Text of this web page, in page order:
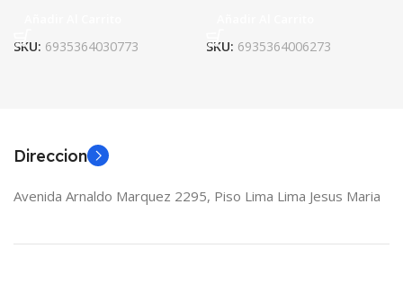
SKU: 6935364030773 SKU: 6935364006273
Direccion
Avenida Arnaldo Marquez 2295, Piso Lima Lima Jesus Maria